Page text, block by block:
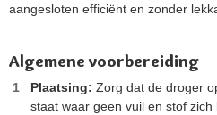
aangesloten efficiënt en zonder
Algemene voorbereiding
Plaatsing: Zorg dat de droger
staat waar geen vuil en stof